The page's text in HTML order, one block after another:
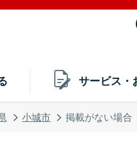
サービス・
小城市 掲載がない場合